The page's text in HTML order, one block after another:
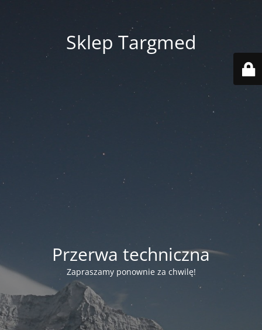
Sklep Targmed
Przerwa techniczna
Zapraszamy ponownie za chwilę!